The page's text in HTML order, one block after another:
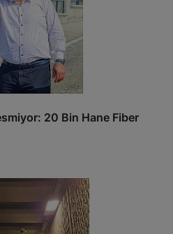
20 Bin Hane Fiber